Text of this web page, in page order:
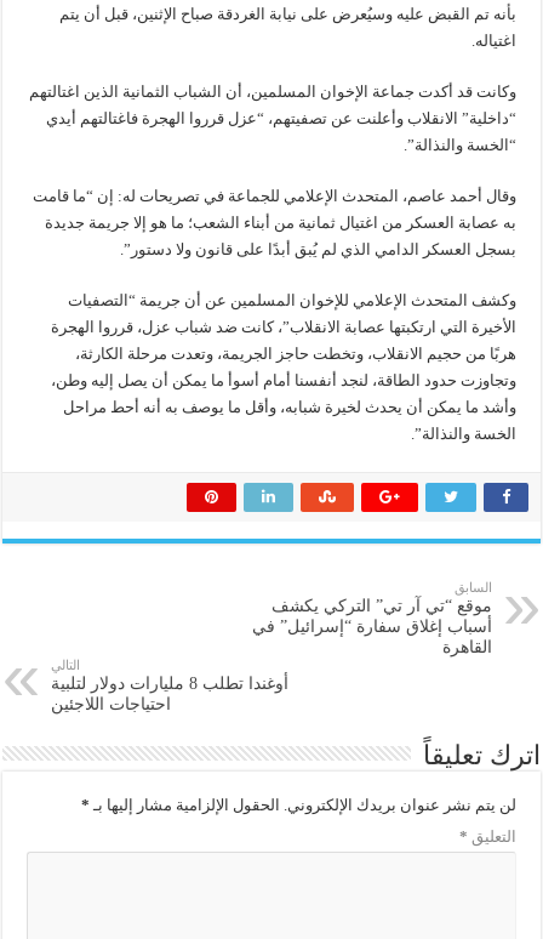
بأنه تم القبض عليه وسيُعرض على نيابة الغردقة صباح الإثنين، قبل أن يتم
اغتياله.
وكانت قد أكدت جماعة الإخوان المسلمين، أن الشباب الثمانية الذين اغتالتهم
“داخلية” الانقلاب وأعلنت عن تصفيتهم، “عزل قرروا الهجرة فاغتالتهم أيدي
“الخسة والنذالة”.
وقال أحمد عاصم، المتحدث الإعلامي للجماعة في تصريحات له: إن “ما قامت
به عصابة العسكر من اغتيال ثمانية من أبناء الشعب؛ ما هو إلا جريمة جديدة
بسجل العسكر الدامي الذي لم يُبق أبدًا على قانون ولا دستور”.
وكشف المتحدث الإعلامي للإخوان المسلمين عن أن جريمة “التصفيات
الأخيرة التي ارتكبتها عصابة الانقلاب”، كانت ضد شباب عزل، قرروا الهجرة
هربًا من حجيم الانقلاب، وتخطت حاجز الجريمة، وتعدت مرحلة الكارثة،
وتجاوزت حدود الطاقة، لنجد أنفسنا أمام أسوأ ما يمكن أن يصل إليه وطن،
وأشد ما يمكن أن يحدث لخيرة شبابه، وأقل ما يوصف به أنه أحط مراحل
الخسة والنذالة”.
السابق
موقع “تي آر تي” التركي يكشف
أسباب إغلاق سفارة “إسرائيل” في
القاهرة
التالي
أوغندا تطلب 8 مليارات دولار لتلبية
احتياجات اللاجئين
اترك تعليقاً
لن يتم نشر عنوان بريدك الإلكتروني. الحقول الإلزامية مشار إليها بـ *
التعليق *